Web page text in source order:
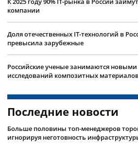
компании
Доля отечественных IT-технологий в
превысила зарубежные
Российские ученые занимаются
исследований композитных
Последние новости
Больше половины топ-менеджеров
игнорируя неготовность